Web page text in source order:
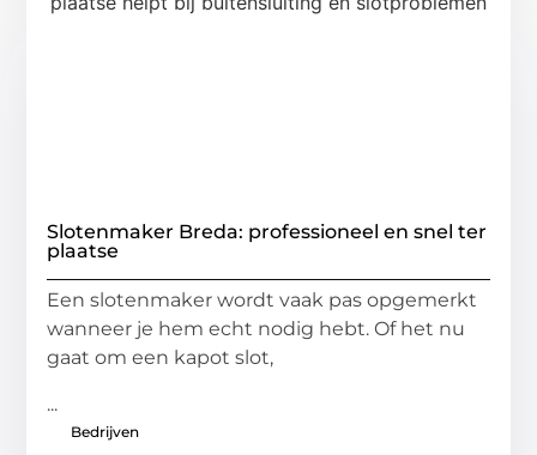
Slotenmaker Breda: professioneel en snel ter
plaatse
Een slotenmaker wordt vaak pas opgemerkt
wanneer je hem echt nodig hebt. Of het nu
gaat om een kapot slot,
...
Bedrijven